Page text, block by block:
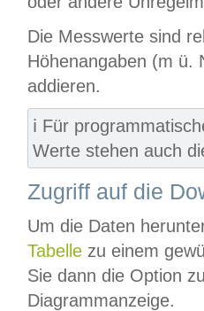
Die Messwerte sind
Höhenangaben (m ü.
addieren.
ℹ️ Für
Werte stehen auch
Zugriff auf die
Um die Daten
Tabelle zu einem
Sie dann die Option
Diagrammanzeige.